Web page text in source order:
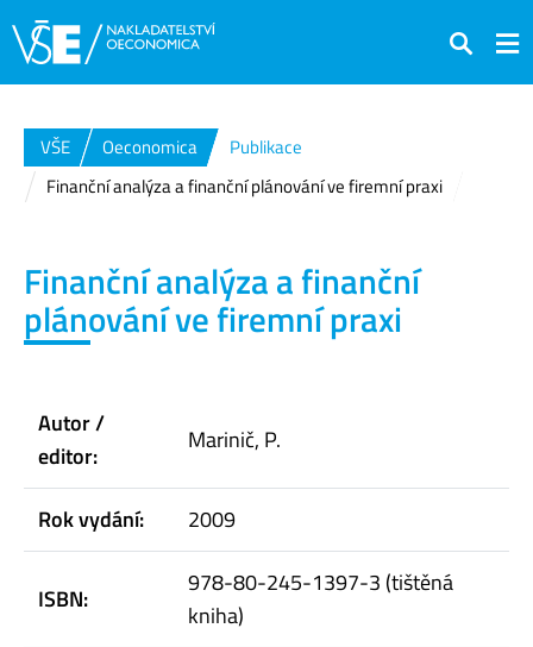
Hledat
VŠE Oeconomica
Publikace
Finanční analýza a finanční plánování ve firemní praxi
Finanční analýza a finanční
plánování ve firemní praxi
Autor /
editor:
Marinič, P.
Rok vydání: 2009
ISBN:
978-80-245-1397-3 (tištěná
kniha)